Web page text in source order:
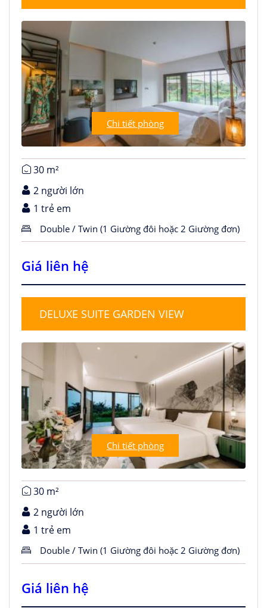
Chi tiết phòng
30 m²
2 người lớn
1 trẻ em
Double / Twin (1 Giường đôi hoặc 2 Giường đơn)
Giá liên hệ
DELUXE SUITE GARDEN VIEW
Chi tiết phòng
30 m²
2 người lớn
1 trẻ em
Double / Twin (1 Giường đôi hoặc 2 Giường đơn)
Giá liên hệ